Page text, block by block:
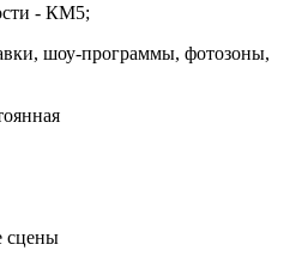
- КМ5;
шоу-программы, фотозоны,
сцены